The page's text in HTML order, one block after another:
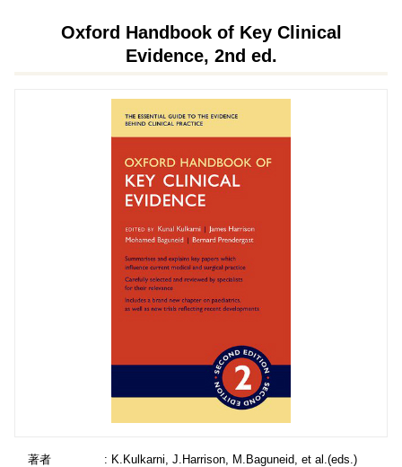
Oxford Handbook of Key Clinical
Evidence, 2nd ed.
著者
: K.Kulkarni, J.Harrison, M.Baguneid, et al.(eds.)